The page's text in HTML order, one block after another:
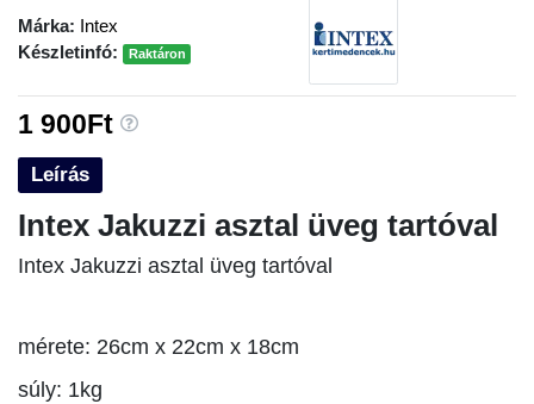
Leírás
Intex Jakuzzi asztal üveg tartóval
Intex Jakuzzi asztal üveg tartóval
mérete: 26cm x 22cm x 18cm
súly: 1kg
Márka: Intex
Készletinfó:
Raktáron
1 900Ft